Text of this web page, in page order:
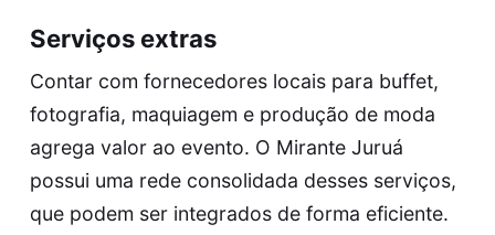
Serviços extras
Contar com fornecedores locais para buffet,
fotografia, maquiagem e produção de moda
agrega valor ao evento. O Mirante Juruá
possui uma rede consolidada desses serviços,
que podem ser integrados de forma eficiente.